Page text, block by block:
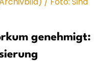
genehmigt: